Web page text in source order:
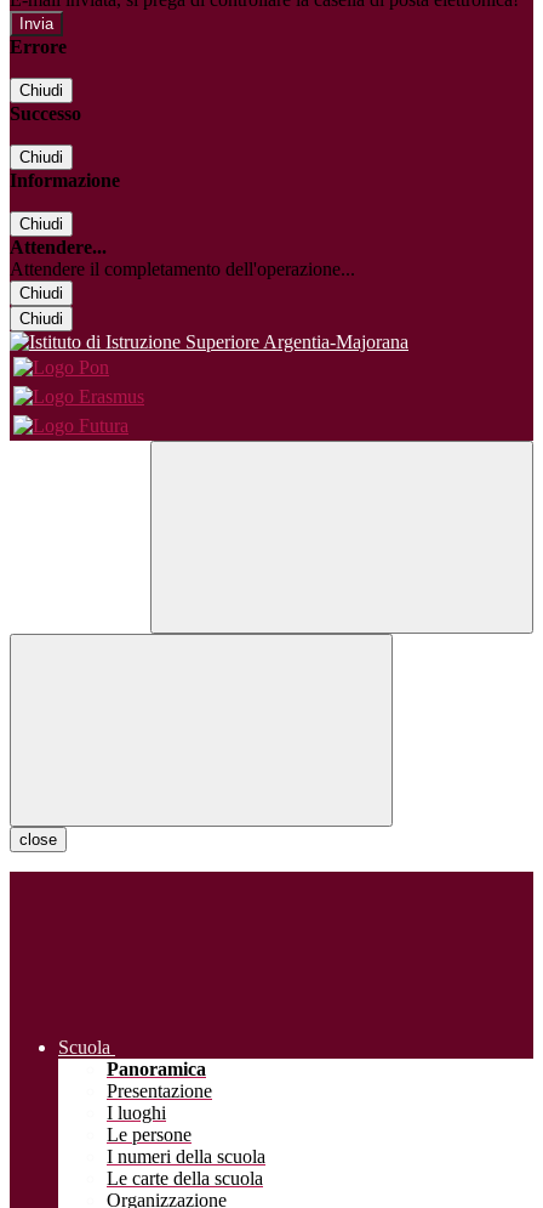
Errore
Chiudi
Successo
Chiudi
Informazione
Chiudi
Attendere...
Attendere il completamento dell'operazione...
Chiudi
Chiudi
close
Scuola
Panoramica
Presentazione
I luoghi
Le persone
I numeri della scuola
Le carte della scuola
Organizzazione